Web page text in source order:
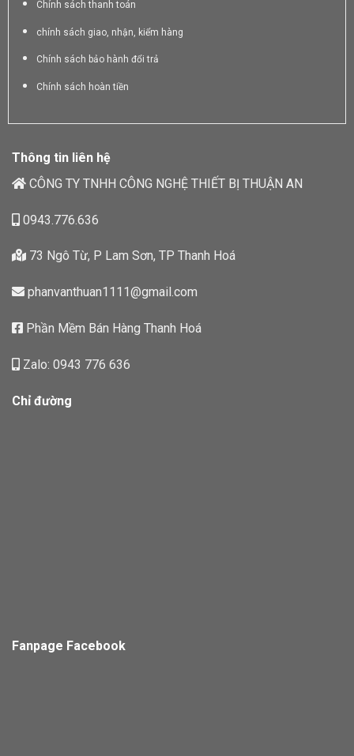
Chính sách thanh toán
chính sách giao, nhận, kiểm hàng
Chính sách bảo hành đổi trả
Chính sách hoàn tiền
Thông tin liên hệ
CÔNG TY TNHH CÔNG NGHỆ THIẾT BỊ THUẬN AN
0943.776.636
73 Ngô Từ, P Lam Sơn, TP Thanh Hoá
phanvanthuan1111@gmail.com
Phần Mềm Bán Hàng Thanh Hoá
Zalo: 0943 776 636
Chỉ đường
Fanpage Facebook